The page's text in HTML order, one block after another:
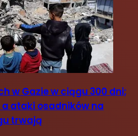
w Gazie w ciągu 300 dni;
a ataki osadników na
trwają